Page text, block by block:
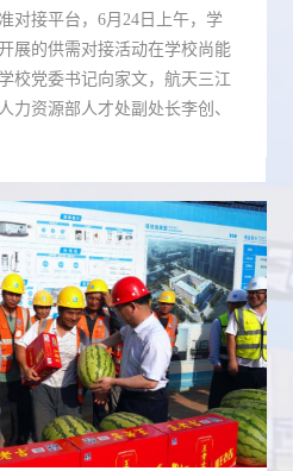
对接平台，6月24日上午，学
展的供需对接活动在学校尚能
校党委书记向家文，航天三江
力资源部人才处副处长李创、